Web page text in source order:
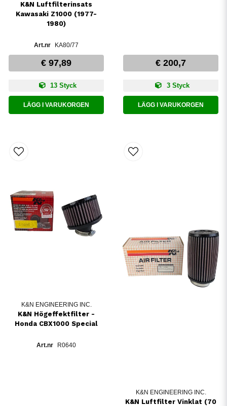
K&N Luftfilterinsats
Kawasaki Z1000 (1977-
1980)
KA80/77
€ 97,89
13 Styck
LÄGG I VARUKORGEN
€ 200,7
3 Styck
LÄGG I VARUKORGEN
K&N ENGINEERING INC.
K&N Högeffektfilter -
Honda CBX1000 Special
R0640
K&N ENGINEERING INC.
K&N Luftfilter Vinklat (70